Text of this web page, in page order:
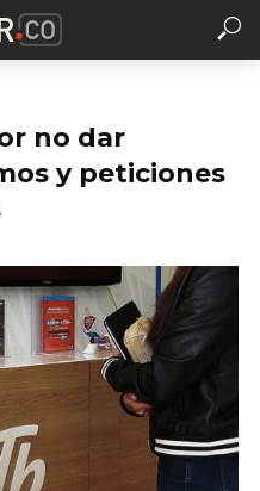
no dar
y peticiones